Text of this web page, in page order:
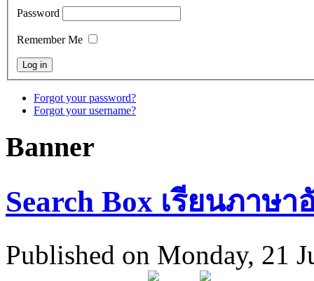
Password
Remember Me
Forgot your password?
Forgot your username?
Banner
Search Box เรียนภาษ
Published on Monday, 21